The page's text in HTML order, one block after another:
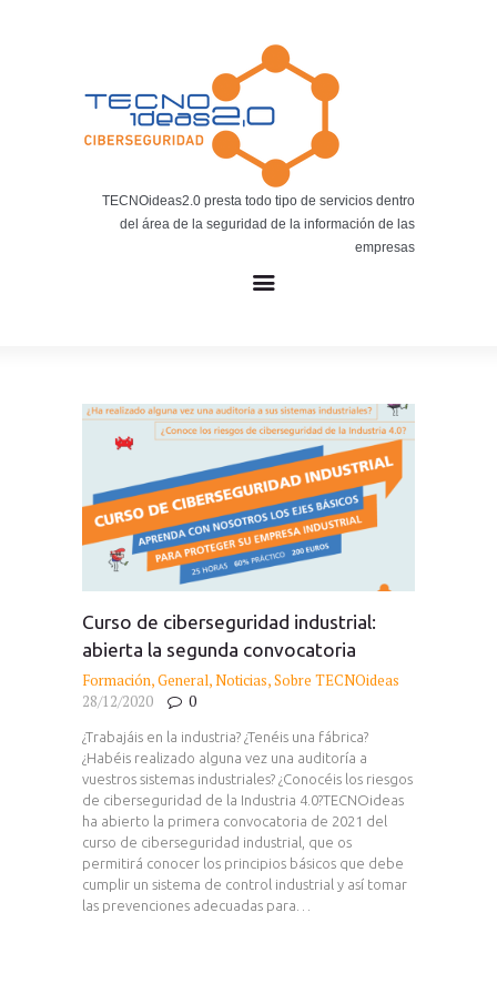
TECNOideas2.0 presta todo tipo de servicios dentro
del área de la seguridad de la información de las
empresas
BLOG TECNOIDEAS
Noticias tecnológicas.
Curso de ciberseguridad industrial:
abierta la segunda convocatoria
Formación,General,Noticias,Sobre TECNOideas
28/12/2020
0
¿Trabajáis en la industria? ¿Tenéis una fábrica?
¿Habéis realizado alguna vez una auditoría a
vuestros sistemas industriales? ¿Conocéis los riesgos
de ciberseguridad de la Industria 4.0?TECNOideas
ha abierto la primera convocatoria de 2021 del
curso de ciberseguridad industrial, que os
permitirá conocer los principios básicos que debe
cumplir un sistema de control industrial y así tomar
las prevenciones adecuadas para…